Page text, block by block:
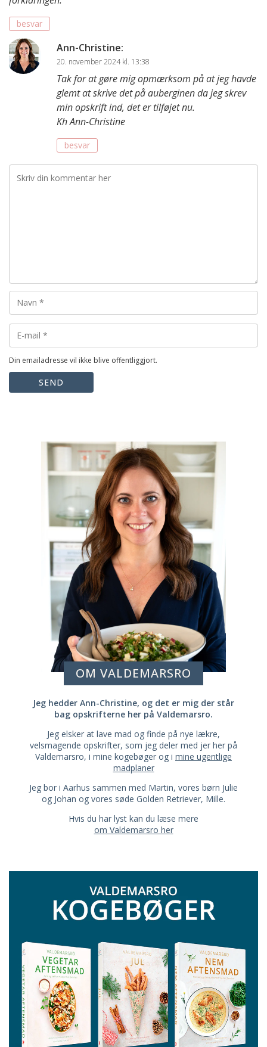
besvar
Ann-Christine:
20. november 2024 kl. 13:38
Tak for at gøre mig opmærksom på at jeg havde
glemt at skrive det på auberginen da jeg skrev
min opskrift ind, det er tilføjet nu.
Kh Ann-Christine
besvar
Din emailadresse vil ikke blive offentliggjort.
SEND
OM VALDEMARSRO
Jeg hedder Ann-Christine, og det er mig der står
bag opskrifterne her på Valdemarsro.
Jeg elsker at lave mad og finde på nye lækre,
velsmagende opskrifter, som jeg deler med jer her på
Valdemarsro, i mine kogebøger og i mine ugentlige
madplaner
Jeg bor i Aarhus sammen med Martin, vores børn Julie
og Johan og vores søde Golden Retriever, Mille.
Hvis du har lyst kan du læse mere
om Valdemarsro her